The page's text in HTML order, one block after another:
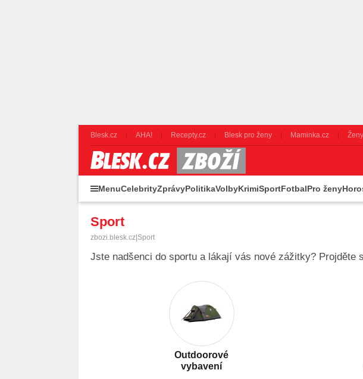
Blesk.cz AHA! Recepty.cz Blesk pro ženy Maminka.cz
MenuCelebrityZprávyPolitikaVolbyKrimiSportFotbalPro ženy
Sport
zbozi.blesk.cz|Sport
Jste nadšenci do sportu a lákají vás nové zážitky? Projděte
Outdoorové
vybavení